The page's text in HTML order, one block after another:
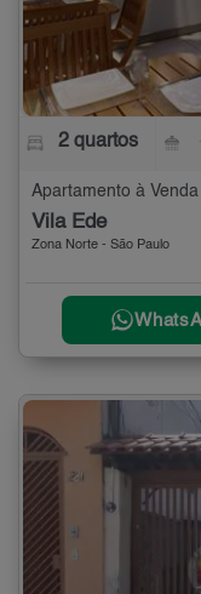
2 quartos
Apartamento à
Vila Ede
Zona Norte - São Paulo